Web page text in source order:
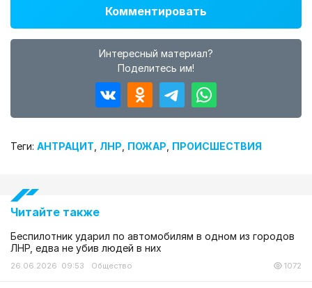
Комментировать
Интересный материал?
Поделитесь им!
Теги: АНТРАЦИТ ЛНР ПОЖАР ПРОИСШЕСТВИЯ
Читайте также
Беспилотник ударил по автомобилям в одном из городов
ЛНР, едва не убив людей в них
26.06.2026 09:53 Общество 1072